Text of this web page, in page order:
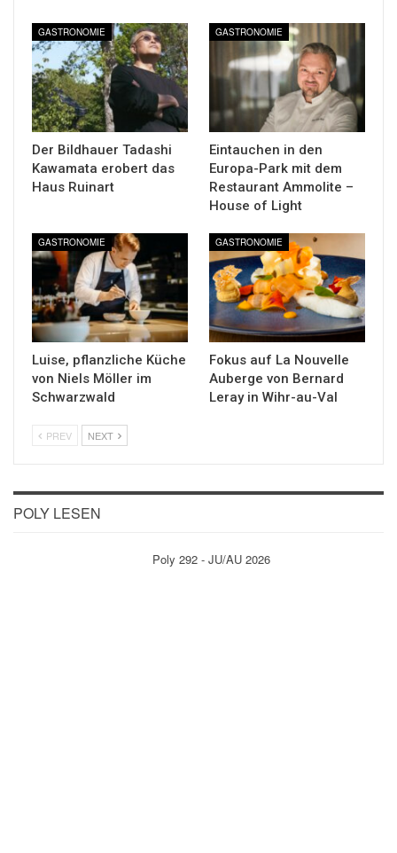
GASTRONOMIE
Der Bildhauer Tadashi
Kawamata erobert das
Haus Ruinart
GASTRONOMIE
Eintauchen in den
Europa-Park mit dem
Restaurant Ammolite –
House of Light
GASTRONOMIE
Luise, pflanzliche Küche
von Niels Möller im
Schwarzwald
GASTRONOMIE
Fokus auf La Nouvelle
Auberge von Bernard
Leray in Wihr-au-Val
PREV NEXT
POLY LESEN
Poly 292 - JU/AU 2026